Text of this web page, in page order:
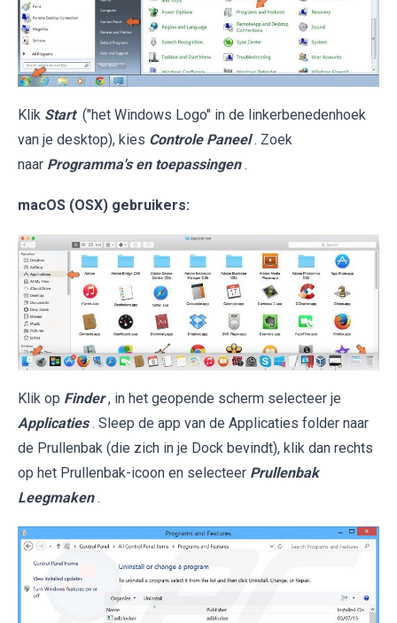
Klik Start ("het Windows Logo" in de linkerbenedenhoek
van je desktop), kies Controle Paneel . Zoek
naar Programma's en toepassingen .
macOS (OSX) gebruikers:
Klik op Finder , in het geopende scherm selecteer je
Applicaties . Sleep de app van de Applicaties folder naar
de Prullenbak (die zich in je Dock bevindt), klik dan rechts
op het Prullenbak-icoon en selecteer Prullenbak
Leegmaken .